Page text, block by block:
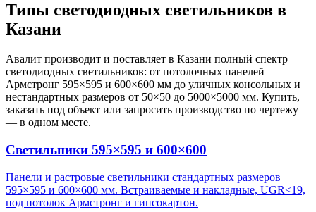
Типы светодиодных светильников в
Казани
Авалит производит и поставляет в Казани полный спектр
светодиодных светильников: от потолочных панелей
Армстронг 595×595 и 600×600 мм до уличных консольных и
нестандартных размеров от 50×50 до 5000×5000 мм. Купить,
заказать под объект или запросить производство по чертежу
— в одном месте.
Светильники 595×595 и 600×600
Панели и растровые светильники стандартных размеров
595×595 и 600×600 мм. Встраиваемые и накладные, UGR<19,
под потолок Армстронг и гипсокартон.